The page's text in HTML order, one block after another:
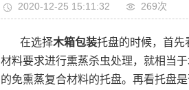
2020-12-25 15:11:32 269次
在选择木箱包装托盘的时候，首先
材料要求进行熏蒸杀虫处理，就相当
的免熏蒸复合材料的托盘。再看托盘